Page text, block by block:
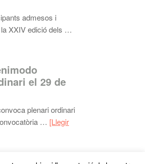
admesos i
XXIV edició dels …
el 29 de
plenari ordinari
… [Llegir